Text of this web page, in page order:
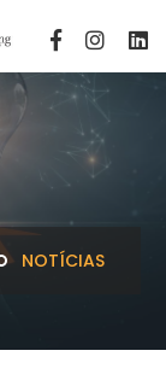
NOTÍCIAS